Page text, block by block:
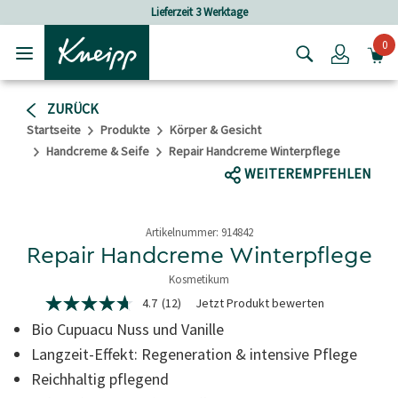
Login0
ZURÜCK
Startseite Produkte
Körper & Gesicht
Handcreme & Seife
Repair Handcreme Winterpflege
WEITEREMPFEHLEN
Artikelnummer: 914842
Repair Handcreme Winterpflege
Kosmetikum
4,7 von 5 Sternen
4.7
von
5
Sternen,
Durchschnittswert
der
4.7 (12) Jetzt Produkt bewerten
Bio Cupuacu Nuss und Vanille
Langzeit-Effekt: Regeneration & intensive Pflege
Reichhaltig pflegend